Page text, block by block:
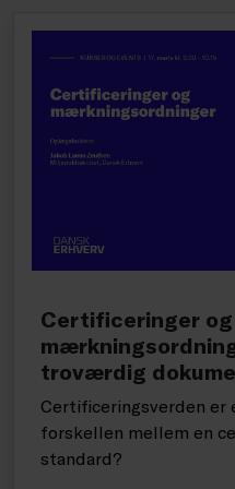
Certificeringer og
troværdig
Certificeringsverden er
forskellen mellem en
standard?